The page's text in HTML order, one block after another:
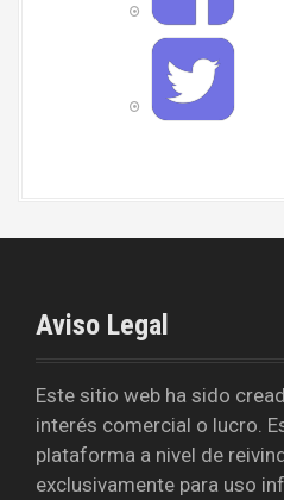
o
w
Aviso Legal
Este sitio web ha sido
interés comercial o lucro.
plataforma a nivel de
exclusivamente para uso